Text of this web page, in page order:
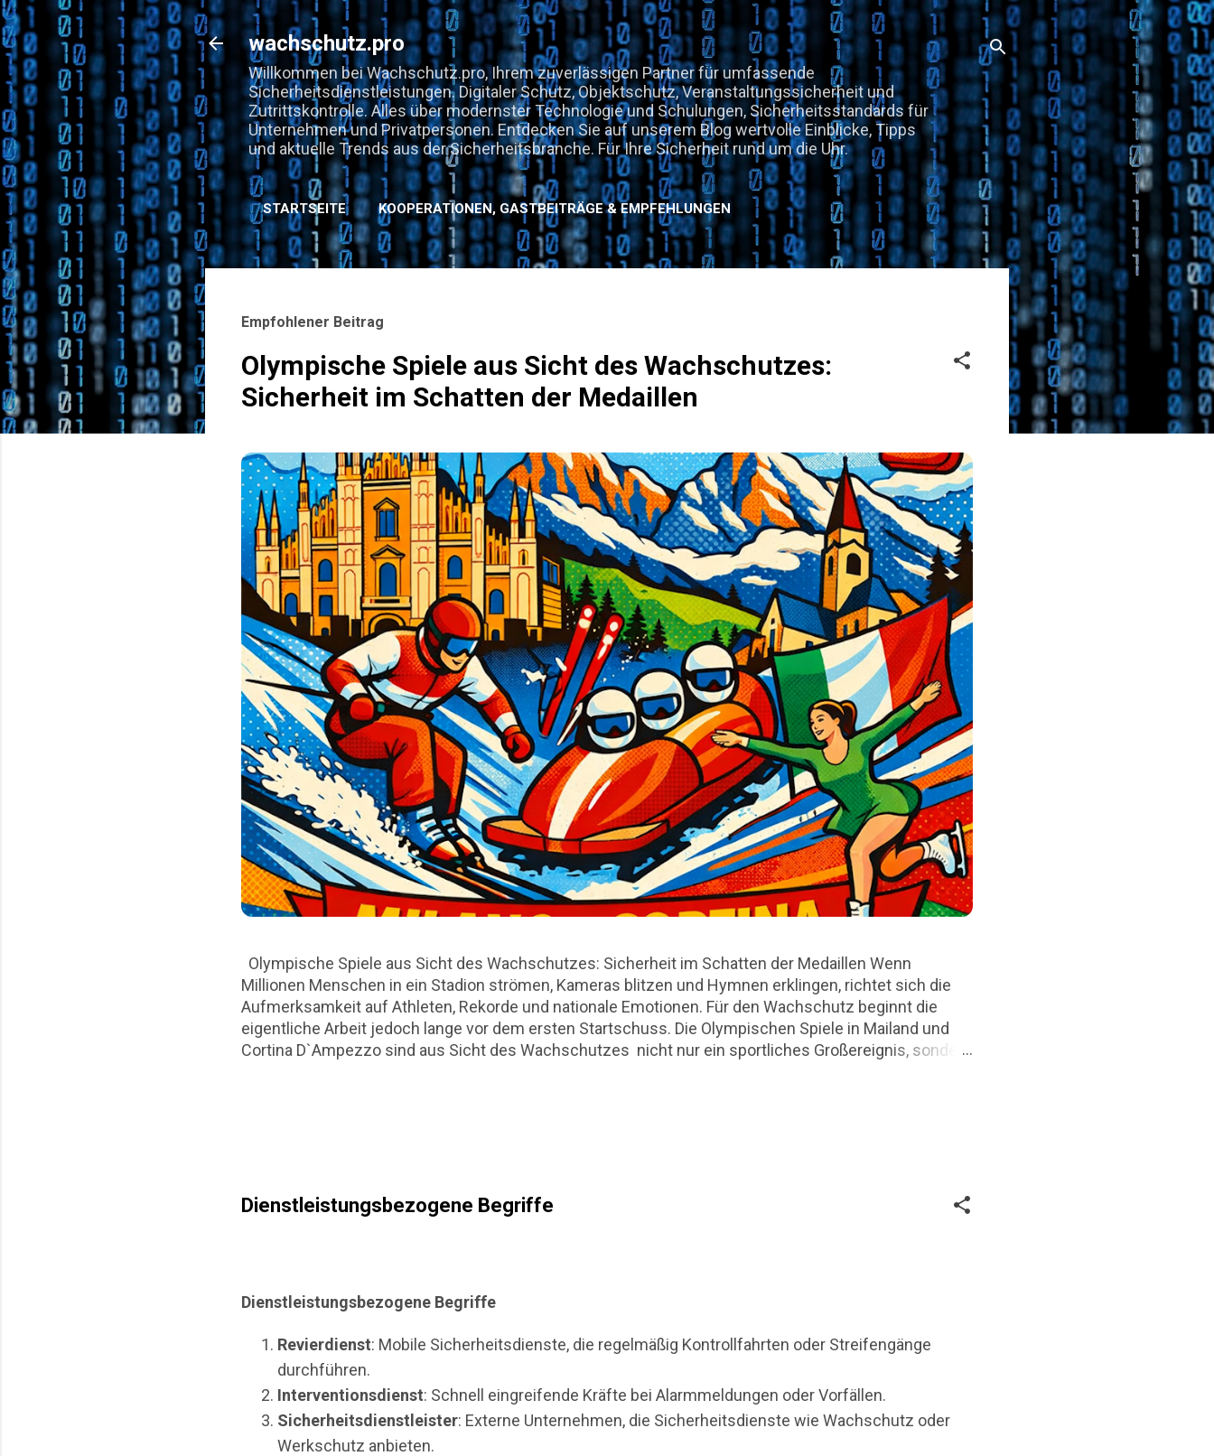
Direkt zum Hauptbereich
wachschutz.pro
Willkommen bei Wachschutz.pro, Ihrem zuverlässigen Partner für umfassende
Sicherheitsdienstleistungen. Digitaler Schutz, Objektschutz, Veranstaltungssicherheit und
Zutrittskontrolle. Alles über modernster Technologie und Schulungen, Sicherheitsstandards für
Unternehmen und Privatpersonen. Entdecken Sie auf unserem Blog wertvolle Einblicke, Tipps
und aktuelle Trends aus der Sicherheitsbranche. Für Ihre Sicherheit rund um die Uhr.
STARTSEITE KOOPERATIONEN, GASTBEITRÄGE & EMPFEHLUNGEN
Empfohlener Beitrag
Olympische Spiele aus Sicht des Wachschutzes:
Sicherheit im Schatten der Medaillen
Olympische Spiele aus Sicht des Wachschutzes: Sicherheit im Schatten der Medaillen Wenn
Millionen Menschen in ein Stadion strömen, Kameras blitzen und Hymnen erklingen, richtet sich die
Aufmerksamkeit auf Athleten, Rekorde und nationale Emotionen. Für den Wachschutz beginnt die
eigentliche Arbeit jedoch lange vor dem ersten Startschuss. Die Olympischen Spiele in Mailand und
Cortina D`Ampezzo sind aus Sicht des Wachschutzes nicht nur ein sportliches Großereignis, sondern
Dienstleistungsbezogene Begriffe
Dienstleistungsbezogene Begriffe
Revierdienst: Mobile Sicherheitsdienste, die regelmäßig Kontrollfahrten oder Streifengänge
durchführen.
Interventionsdienst: Schnell eingreifende Kräfte bei Alarmmeldungen oder Vorfällen.
Sicherheitsdienstleister: Externe Unternehmen, die Sicherheitsdienste wie Wachschutz oder
Werkschutz anbieten.